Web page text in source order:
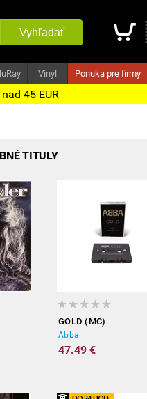
Vyhľadať
Vinyl Ponuka pre firmy
45 EUR
TITULY
GOLD (MC)
Abba
47.49 €